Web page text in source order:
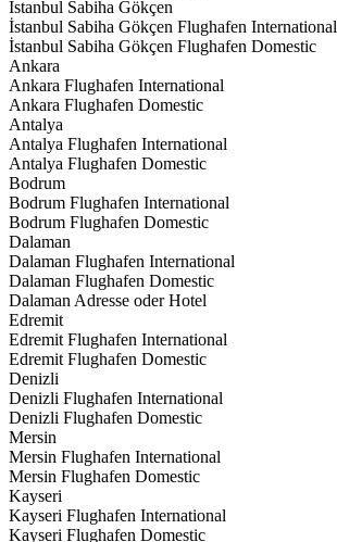
İstanbul Sabiha Gökçen
İstanbul Sabiha Gökçen Flughafen International
İstanbul Sabiha Gökçen Flughafen Domestic
Ankara
Ankara Flughafen International
Ankara Flughafen Domestic
Antalya
Antalya Flughafen International
Antalya Flughafen Domestic
Bodrum
Bodrum Flughafen International
Bodrum Flughafen Domestic
Dalaman
Dalaman Flughafen International
Dalaman Flughafen Domestic
Dalaman Adresse oder Hotel
Edremit
Edremit Flughafen International
Edremit Flughafen Domestic
Denizli
Denizli Flughafen International
Denizli Flughafen Domestic
Mersin
Mersin Flughafen International
Mersin Flughafen Domestic
Kayseri
Kayseri Flughafen International
Kayseri Flughafen Domestic